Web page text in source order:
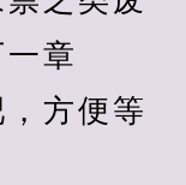
章
方便等